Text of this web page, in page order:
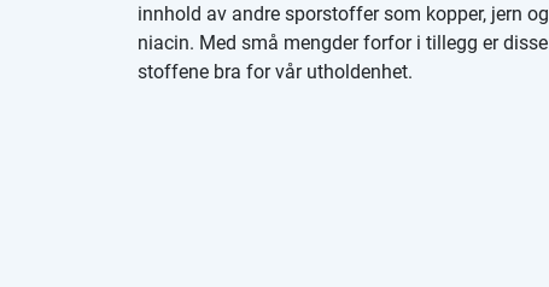
innhold av andre sporstoffer som kopper, jern og
niacin. Med små mengder forfor i tillegg er disse
stoffene bra for vår utholdenhet.